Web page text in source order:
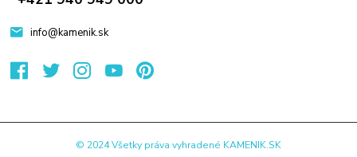
info@kamenik.sk
© 2024 Všetky práva vyhradené KAMENIK.SK